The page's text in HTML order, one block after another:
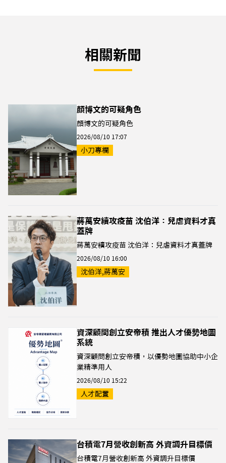
相關新聞
顏博文的可疑角色
顏博文的可疑角色
2026/08/10 17:07
小刀專欄
蔣萬安續攻疫苗 沈伯洋：兒虐資料才真
蓋牌
蔣萬安續攻疫苗 沈伯洋：兒虐資料才真蓋牌
2026/08/10 16:00
沈伯洋,蔣萬安
資深顧問創立安帝積 推出人才優勢地圖
系統
資深顧問創立安帝積，以優勢地圖協助中小企
業精準用人
2026/08/10 15:22
人才配置
台積電7月營收創新高 外資調升目標價
台積電7月營收創新高 外資調升目標價